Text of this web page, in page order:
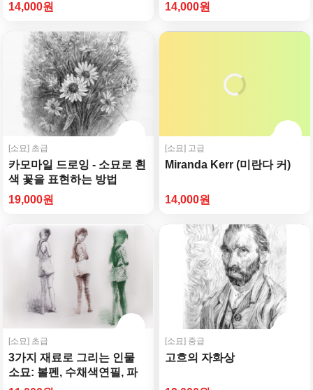
14,000원
14,000원
[소묘] 초급
카모마일 드로잉 - 소묘로 흰
색 꽃을 표현하는 방법
19,000원
[소묘] 고급
Miranda Kerr (미란다 커)
14,000원
[소묘] 초급
3가지 재료로 그리는 인물
소묘: 볼펜, 수채색연필, 파
스텔
[소묘] 중급
고흐의 자화상